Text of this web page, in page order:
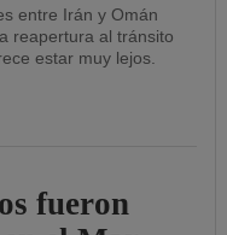
entre Irán y Omán
reapertura al tránsito
estar muy lejos.
fueron